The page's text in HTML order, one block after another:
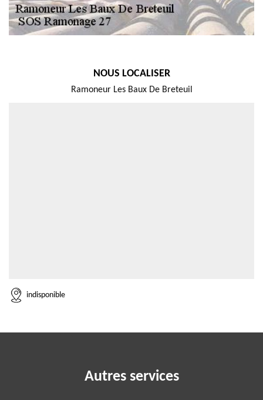
NOUS LOCALISER
Ramoneur Les Baux De Breteuil
indisponible
Autres services